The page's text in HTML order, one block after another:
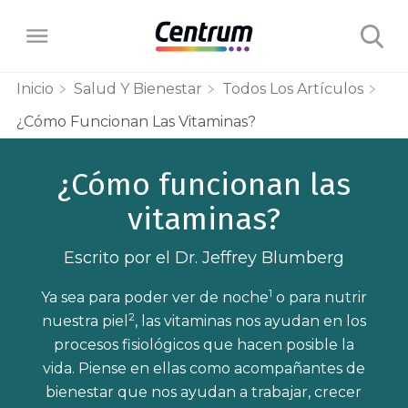
Productos
Centrum Base
Centrum Género Hombre
Centrum Género Mujer
Centrum +Energía
Centrum Silver +50 años
Beneficios
Inmunidad
Salud del Corazón
¿Usted Sabía?
Salud y Bienestar
Acerca de
Inicio Salud Y Bienestar
Todos Los Artículos
¿Cómo Funcionan Las Vitaminas?
¿Cómo funcionan las
vitaminas?
Escrito por el Dr. Jeffrey Blumberg
Ya sea para poder ver de noche1 o para nutrir
nuestra piel 2, las vitaminas nos ayudan en los
procesos fisiológicos que hacen posible la
vida. Piense en ellas como acompañantes de
bienestar que nos ayudan a trabajar, crecer